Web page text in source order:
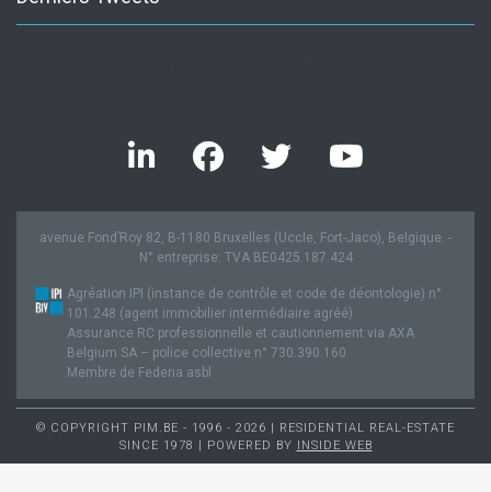
avenue Fond’Roy 82, B-1180 Bruxelles (Uccle, Fort-Jaco), Belgique. -
N° entreprise: TVA BE0425.187.424
Agréation IPI (instance de contrôle et code de déontologie) n°
101.248 (agent immobilier intermédiaire agréé).
Assurance RC professionnelle et cautionnement via AXA
Belgium SA – police collective n° 730.390.160
Membre de Federia asbl
© COPYRIGHT PIM.BE - 1996 - 2026 | RESIDENTIAL REAL-ESTATE
SINCE 1978 | POWERED BY INSIDE WEB